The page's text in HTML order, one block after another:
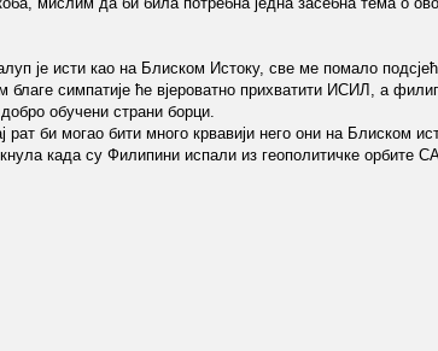
је исти као на Блиском Истоку, све ме помало
симпатије ће вјероватно прихватити ИСИЛ, а
обучени страни борци.
би могао бити много крвавији него они на Блиском
када су Филипини испали из геополитичке орбите